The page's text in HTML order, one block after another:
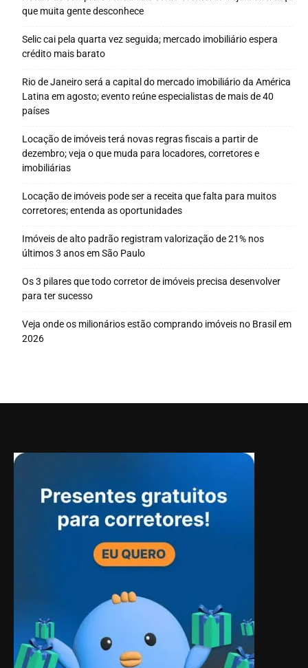
que muita gente desconhece
Selic cai pela quarta vez seguida; mercado imobiliário espera
crédito mais barato
Rio de Janeiro será a capital do mercado imobiliário da América
Latina em agosto; evento reúne especialistas de mais de 40
países
Locação de imóveis terá novas regras fiscais a partir de
dezembro; veja o que muda para locadores, corretores e
imobiliárias
Locação de imóveis pode ser a receita que falta para muitos
corretores; entenda as oportunidades
Imóveis de alto padrão registram valorização de 21% nos
últimos 3 anos em São Paulo
Os 3 pilares que todo corretor de imóveis precisa desenvolver
para ter sucesso
Veja onde os milionários estão comprando imóveis no Brasil em
2026